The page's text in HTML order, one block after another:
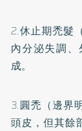
2.休止期禿髮
內分泌失調
成。
3.圓禿（邊界
頭皮，但其餘